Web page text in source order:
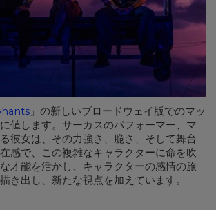
」の新しいブロードウェイ版でのマッ
値します。サーカスのパフォーマー、マ
彼女は、その力強さ、脆さ、そして舞台
感で、この複雑なキャラクターに命を吹
才能を活かし、キャラクターの感情の旅
き出し、新たな視点を加えています。